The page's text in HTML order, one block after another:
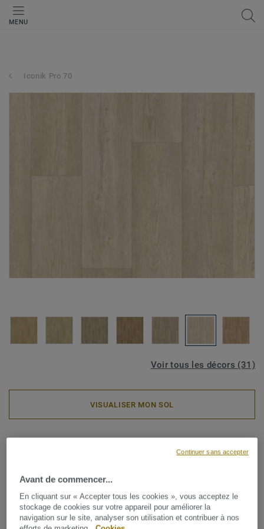
MENU
Iconik Pro 70
Voir tous les décors (31)
VISUALISER MON SOL
Iconik Pro 70 - Winter Pine
SOFT BEIG
Transformez votre espace avec ICONIK Pro 70, une
collection de revêtements de sol en vinyle qui allie
Avant de commencer...
En cliquant sur « Accepter tous les cookies », vous acceptez le
stockage de cookies sur votre appareil pour améliorer la
navigation sur le site, analyser son utilisation et contribuer à nos
Continuer sans accepter